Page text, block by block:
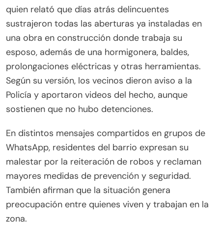
quien relató que días atrás delincuentes
sustrajeron todas las aberturas ya instaladas en
una obra en construcción donde trabaja su
esposo, además de una hormigonera, baldes,
prolongaciones eléctricas y otras herramientas.
Según su versión, los vecinos dieron aviso a la
Policía y aportaron videos del hecho, aunque
sostienen que no hubo detenciones.
En distintos mensajes compartidos en grupos de
WhatsApp, residentes del barrio expresan su
malestar por la reiteración de robos y reclaman
mayores medidas de prevención y seguridad.
También afirman que la situación genera
preocupación entre quienes viven y trabajan en la
zona.